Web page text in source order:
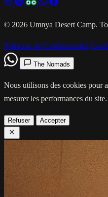
© 2026 Umnya Desert Camp.
Politique de Confidentialité
The Nomads
Nous utilisons des cookies pour
mesurer les performances du site.
Refuser Accepter